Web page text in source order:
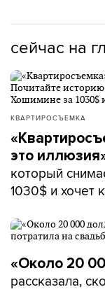
сейчас на
КВАРТИРОСЪЕМКА
это
который
1030$ и хочет
«Около 20
рассказала,